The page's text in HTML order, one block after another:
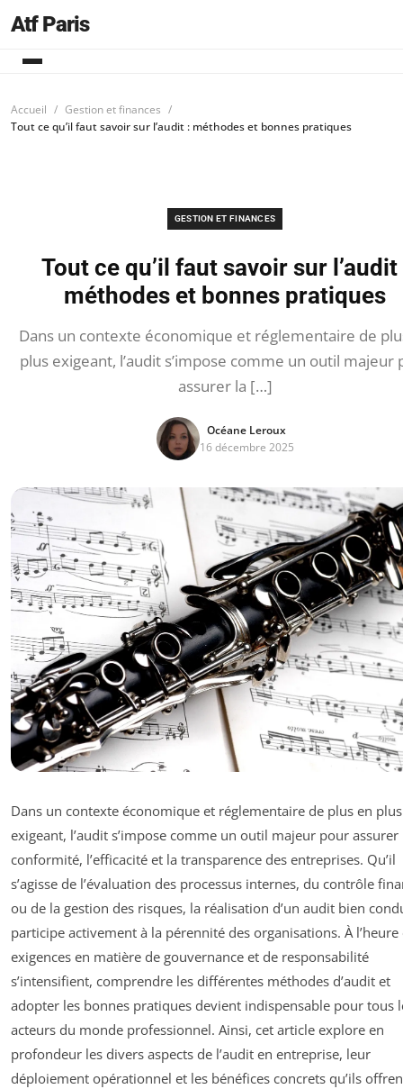
Atf Paris
Accueil
Gestion et finances
Tout ce qu’il faut savoir sur l’audit : méthodes et bonnes pratiques
GESTION ET FINANCES
Tout ce qu’il faut savoir sur l’audit
méthodes et bonnes pratiques
Dans un contexte économique et réglementaire de
plus exigeant, l’audit s’impose comme un outil majeur
assurer la […]
Océane Leroux
16 décembre 2025
Dans un contexte économique et réglementaire de plus en plus
exigeant, l’audit s’impose comme un outil majeur pour assurer
conformité, l’efficacité et la transparence des entreprises. Qu’il
s’agisse de l’évaluation des processus internes, du contrôle
ou de la gestion des risques, la réalisation d’un audit bien
participe activement à la pérennité des organisations. À l’heure
exigences en matière de gouvernance et de responsabilité
s’intensifient, comprendre les différentes méthodes d’audit et
adopter les bonnes pratiques devient indispensable pour tous
acteurs du monde professionnel. Ainsi, cet article explore en
profondeur les divers aspects de l’audit en entreprise, leur
déploiement opérationnel et les bénéfices concrets qu’ils